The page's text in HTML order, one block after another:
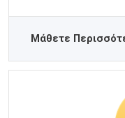
Μάθετε